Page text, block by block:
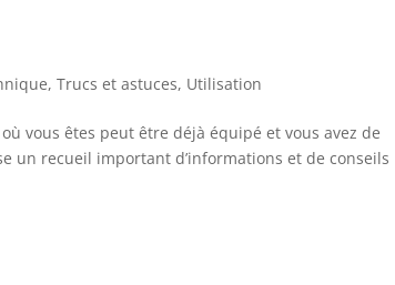
,Trucs et astuces, Utilisation
vous êtes peut être déjà équipé et vous avez de
un recueil important d’informations et de conseils